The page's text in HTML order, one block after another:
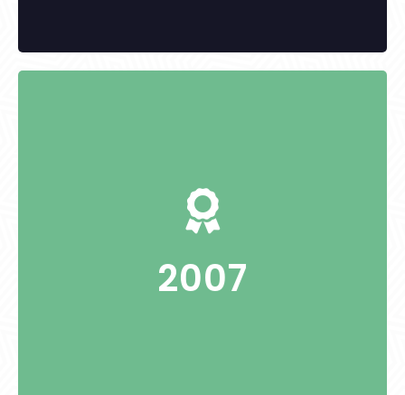
2007
KITÜNTETETTEK:
Gábor Sándorné anyakönyvezető